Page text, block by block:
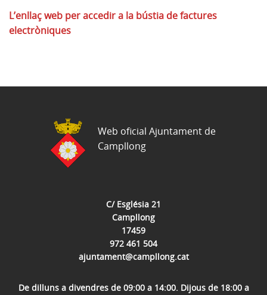
L’enllaç web per accedir a la bústia de factures
electròniques
C/ Església 21
Campllong
17459
972 461 504
ajuntament@campllong.cat
De dilluns a divendres de 09:00 a 14:00. Dijous de 18:00 a
Web oficial Ajuntament de
Campllong